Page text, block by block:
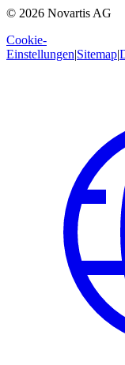
© 2026 Novartis AG
Cookie-
Einstellungen|Sitemap|